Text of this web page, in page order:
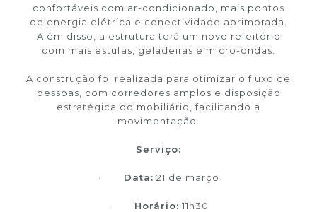
confortáveis com ar-condicionado, mais pontos
de energia elétrica e conectividade aprimorada.
Além disso, a estrutura terá um novo refeitório
com mais estufas, geladeiras e micro-ondas.
A construção foi realizada para otimizar o fluxo de
pessoas, com corredores amplos e disposição
estratégica do mobiliário, facilitando a
movimentação.
Serviço:
· Data: 21 de março
· Horário: 11h30